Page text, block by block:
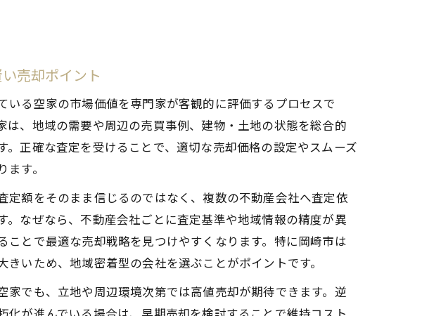
の工夫
策
防止策
の選び方
活用術
る理由
ら始まる
チャンス
を実現
売却ポイント
いる空家の市場価値を専門家が客観的に評価するプロセスで
は、地域の需要や周辺の売買事例、建物・土地の状態を総合的
。正確な査定を受けることで、適切な売却価格の設定やスムーズ
す。
定額をそのまま信じるのではなく、複数の不動産会社へ査定依
。なぜなら、不動産会社ごとに査定基準や地域情報の精度が異
ことで最適な売却戦略を見つけやすくなります。特に岡崎市は
きいため、地域密着型の会社を選ぶことがポイントです。
家でも、立地や周辺環境次第では高値売却が期待できます。逆